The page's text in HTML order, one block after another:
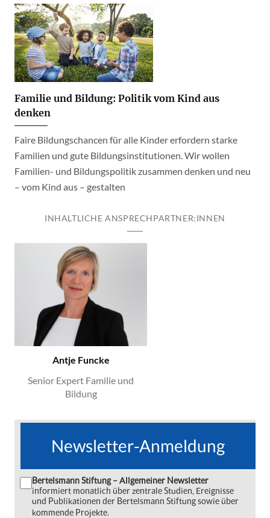
Familie und Bildung: Politik vom Kind aus
denken
Faire Bildungschancen für alle Kinder erfordern starke
Familien und gute Bildungsinstitutionen. Wir wollen
Familien- und Bildungspolitik zusammen denken und neu
– vom Kind aus – gestalten
INHALTLICHE ANSPRECHPARTNER:INNEN
Antje Funcke
Senior Expert Familie und
Bildung
Newsletter-Anmeldung
Bertelsmann Stiftung – Allgemeiner Newsletter
informiert monatlich über zentrale Studien, Ereignisse
und Publikationen der Bertelsmann Stiftung sowie über
kommende Projekte.